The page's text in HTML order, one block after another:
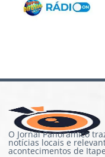
O Jornal Panorâmico
notícias locais e
acontecimentos de